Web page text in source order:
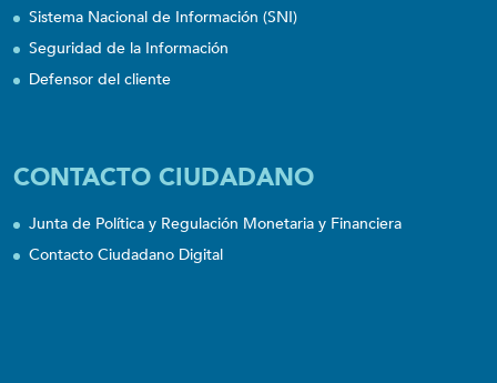
Sistema Nacional de Información (SNI)
Seguridad de la Información
Defensor del cliente
CONTACTO CIUDADANO
Junta de Política y Regulación Monetaria y Financiera
Contacto Ciudadano Digital